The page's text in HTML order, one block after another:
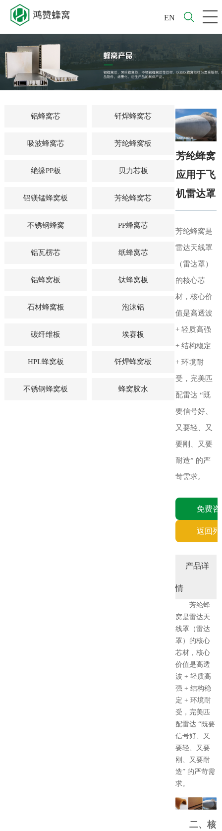
EN
铝蜂窝芯 钎焊蜂窝芯
吸波蜂窝芯 芳纶蜂窝板
绝缘PP板 贝力芯板
铝镁锰蜂窝板 芳纶蜂窝芯
不锈钢蜂窝 PP蜂窝芯
铝瓦楞芯 纸蜂窝芯
铝蜂窝板 钛蜂窝板
石材蜂窝板 泡沫铝
碳纤维板 埃赛板
HPL蜂窝板 钎焊蜂窝板
不锈钢蜂窝板 蜂窝胶水
芳纶蜂窝
应用于飞
机雷达罩
芳纶蜂窝是
雷达天线罩
（雷达罩）
的核心芯
材，核心价
值是高透波
+ 轻质高强
+ 结构稳定
+ 环境耐
受，完美匹
配雷达 “既
要信号好、
又要轻、又
要刚、又要
耐造” 的严
苛需求。
免费咨
返回列
产品详
情
芳纶蜂
窝是雷达天
线罩（雷达
罩）的核心
芯材，核心
价值是高透
波 + 轻质高
强 + 结构稳
定 + 环境耐
受，完美匹
配雷达 “既要
信号好、又
要轻、又要
刚、又要耐
造” 的严苛需
求。
二、核